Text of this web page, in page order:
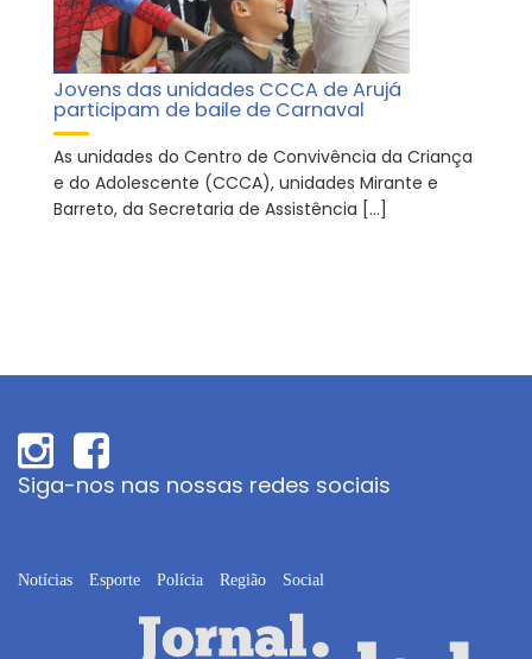
Jovens das unidades CCCA de Arujá
participam de baile de Carnaval
As unidades do Centro de Convivência da Criança
e do Adolescente (CCCA), unidades Mirante e
Barreto, da Secretaria de Assistência […]
Siga-nos nas nossas redes sociais
Notícias Esporte Polícia Região Social